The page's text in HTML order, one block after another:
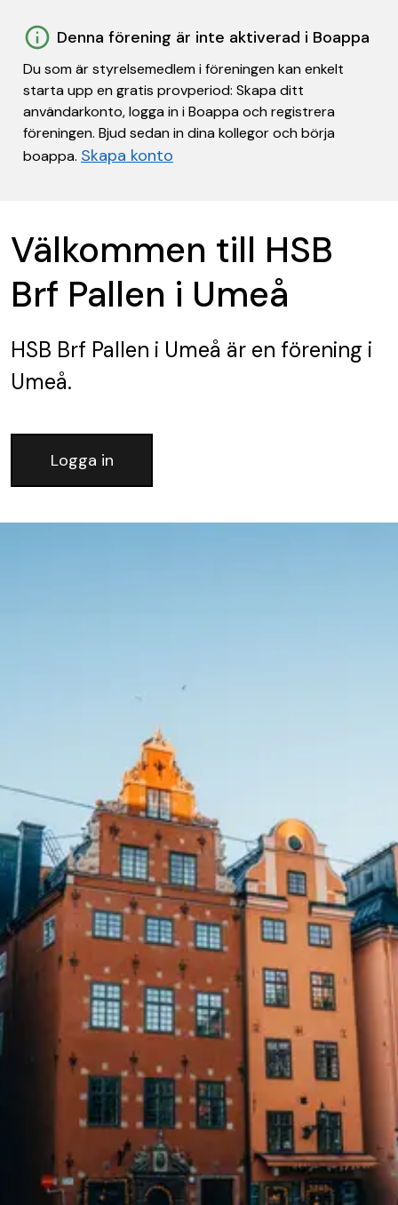
Denna förening är inte aktiverad i Boappa
Du som är styrelsemedlem i föreningen kan enkelt
starta upp en gratis provperiod: Skapa ditt
användarkonto, logga in i Boappa och registrera
föreningen. Bjud sedan in dina kollegor och börja
boappa. Skapa konto
Välkommen till HSB
Brf Pallen i Umeå
HSB Brf Pallen i Umeå är en förening i
Umeå.
Logga in